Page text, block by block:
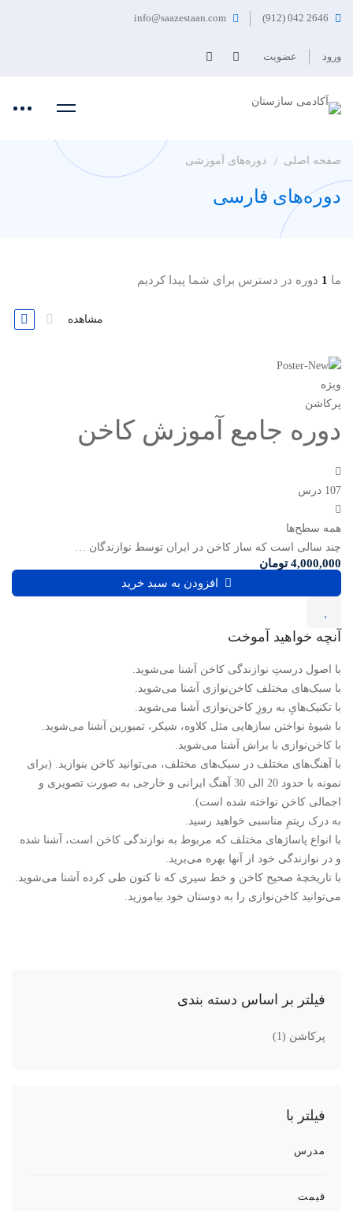
2646 042 (912)
info@saazestaan.com
ورود عضویت
صفحه اصلی دوره‌های آموزشی
دوره‌های فارسی
فیلتر بر اساس دسته بندی
پرکاشن (1)
فیلتر با
مدرس
قیمت
ما 1 دوره در دسترس برای شما پیدا کردیم
مشاهده
ویژه
پرکاشن
دوره جامع آموزش کاخن
107 درس
همه سطح‌ها
چند سالی است که ساز کاخن در ایران توسط نوازندگان …
4,000,000 تومان
افزودن به سبد خرید
آنچه خواهید آموخت
با اصول درستِ نوازندگی کاخن آشنا می‌شوید.
با سبک‌های مختلف کاخن‌نوازی آشنا می‌شوید.
با تکنیک‌هایِ به روزِ کاخن‌نوازی آشنا می‌شوید.
با شیوۀ نواختن سازهایی مثل کلاوه، شیکر، تمبورین آشنا می‌شوید.
با کاخن‌نوازی با براش آشنا می‌شوید.
با آهنگ‌های مختلف در سبک‌های مختلف، می‌توانید کاخن بنوازید. (برای
نمونه با حدود 20 الی 30 آهنگ ایرانی و خارجی به صورت تصویری و
اجمالی کاخن نواخته شده است).
به درک ریتمِ مناسبی خواهید رسید.
با انواع پاساژهای مختلف که مربوط به نوازندگی کاخن است، آشنا شده
و در نوازندگی خود از آنها بهره می‌برید.
با تاریخچۀ صحیح کاخن و خط سیری که تا کنون طی کرده آشنا می‌شوید.
می‌توانید کاخن‌نوازی را به دوستان خود بیاموزید.